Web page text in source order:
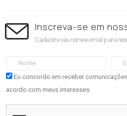
Inscreva-se em
Cadastre seu nome e email para
Eu concordo em receber
acordo com meus interesses.